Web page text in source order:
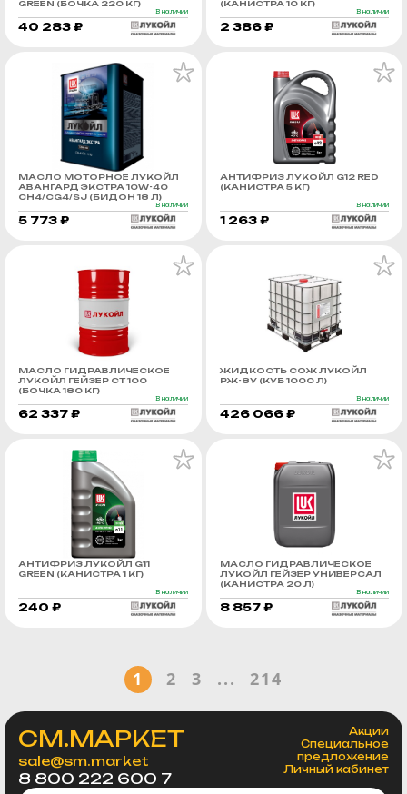
GREEN (БОЧКА 220 КГ)
В наличии
40 283 ₽
(КАНИСТРА 10 КГ)
В наличии
2 386 ₽
МАСЛО МОТОРНОЕ ЛУКОЙЛ
АВАНГАРД ЭКСТРА 10W-40
CH4/CG4/SJ (БИДОН 18 Л)
В наличии
5 773 ₽
АНТИФРИЗ ЛУКОЙЛ G12 RED
(КАНИСТРА 5 КГ)
В наличии
1 263 ₽
МАСЛО ГИДРАВЛИЧЕСКОЕ
ЛУКОЙЛ ГЕЙЗЕР СТ 100
(БОЧКА 180 КГ)
В наличии
62 337 ₽
ЖИДКОСТЬ СОЖ ЛУКОЙЛ
РЖ-8У (КУБ 1000 Л)
В наличии
426 066 ₽
АНТИФРИЗ ЛУКОЙЛ G11
GREEN (КАНИСТРА 1 КГ)
В наличии
240 ₽
МАСЛО ГИДРАВЛИЧЕСКОЕ
ЛУКОЙЛ ГЕЙЗЕР УНИВЕРСАЛ
(КАНИСТРА 20 Л)
В наличии
8 857 ₽
1 2 3 ... 214
СМ.МАРКЕТ
sale@sm.market
8 800 222 600 7
Акции
Специальное
предложение
Личный кабинет